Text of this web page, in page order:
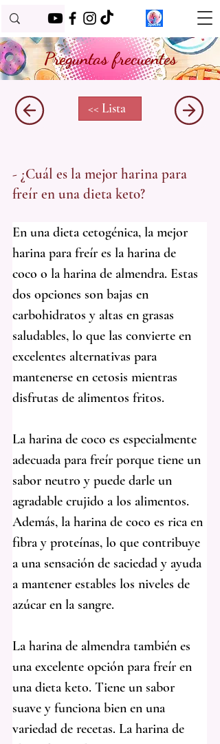
Preguntas frecuentes
<< Lista
- ¿Cuál es la mejor harina para
freír en una dieta keto?
En una dieta cetogénica, la mejor
harina para freír es la harina de
coco o la harina de almendra. Estas
dos opciones son bajas en
carbohidratos y altas en grasas
saludables, lo que las convierte en
excelentes alternativas para
mantenerse en cetosis mientras
disfrutas de alimentos fritos.
La harina de coco es especialmente
adecuada para freír porque tiene un
sabor neutro y puede darle un
agradable crujido a los alimentos.
Además, la harina de coco es rica en
fibra y proteínas, lo que contribuye
a una sensación de saciedad y ayuda
a mantener estables los niveles de
azúcar en la sangre.
La harina de almendra también es
una excelente opción para freír en
una dieta keto. Tiene un sabor
suave y funciona bien en una
variedad de recetas. La harina de